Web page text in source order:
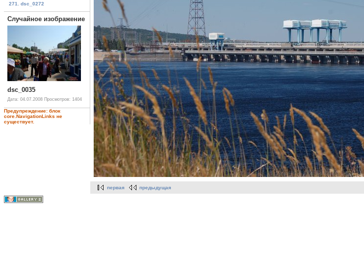
271. dsc_0272
Случайное изображение
dsc_0035
Дата: 04.07.2008 Просмотров: 1404
Предупреждение: блок
core.NavigationLinks не
существует.
первая предыдущая